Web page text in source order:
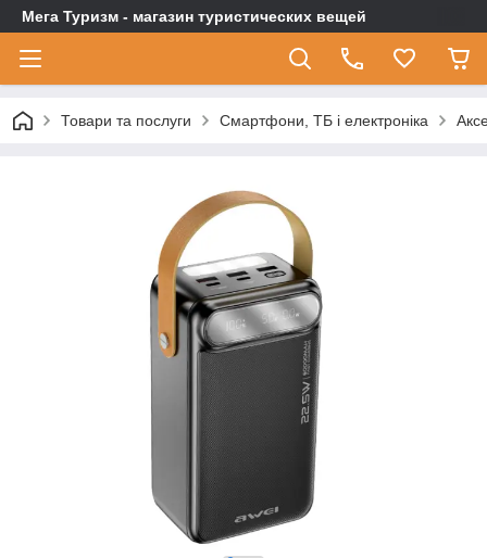
Мега Туризм - магазин туристических вещей
Товари та послуги Смартфони, ТБ і електроніка